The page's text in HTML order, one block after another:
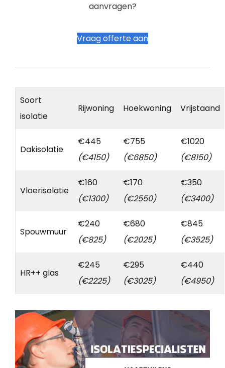
aanvragen?
Vraag offerte aan
Soort
isolatie
Rijwoning Hoekwoning Vrijstaand
Dakisolatie
€445
(€4150)
€755
(€6850)
€1020
(€8150)
Vloerisolatie
€160
(€1300)
€170
(€2550)
€350
(€3400)
Spouwmuur
€240
(€825)
€680
(€2025)
€845
(€3525)
HR++ glas
€245
(€2225)
€295
(€3025)
€440
(€4950)